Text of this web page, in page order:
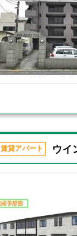
賃貸アパート ウイ